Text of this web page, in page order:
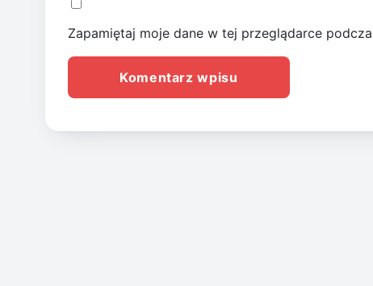
Zapamiętaj moje dane w tej przeglądarce